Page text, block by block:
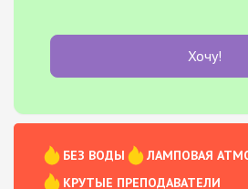
Хочу!
БЕЗ ВОДЫ
ЛАМПОВАЯ
КРУТЫЕ ПРЕПОДАВАТЕЛИ